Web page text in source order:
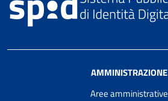
AMMINISTRAZIONE
Aree amministrative